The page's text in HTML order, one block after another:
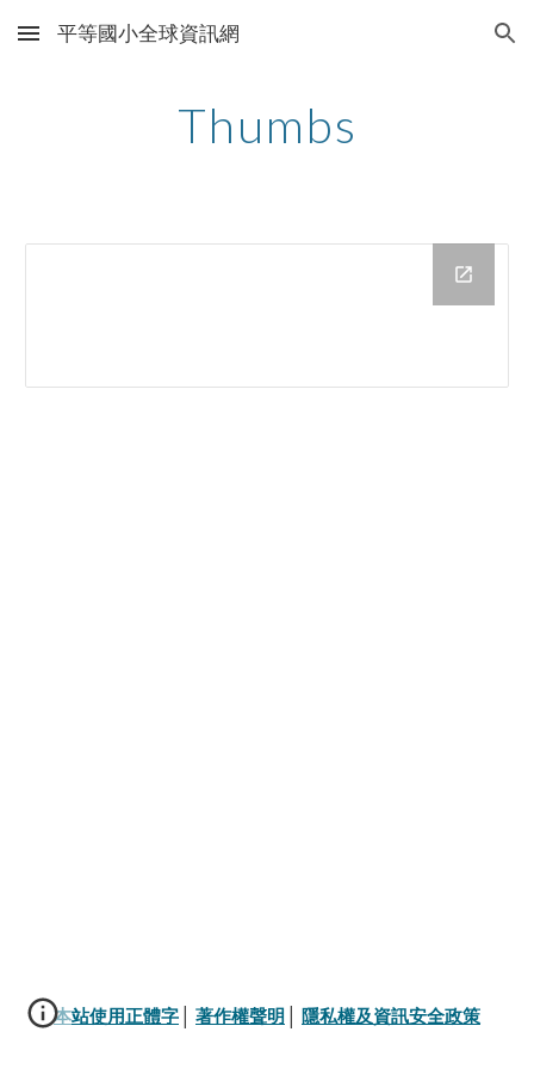
Skip to main content Skip to navigation
平等國小全球資訊網
Thumbs
本站使用正體字 著作權聲明 隱私權及資訊安全政策